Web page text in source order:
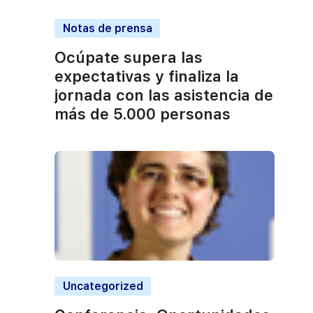
Notas de prensa
Ocúpate supera las
expectativas y finaliza la
jornada con las asistencia de
más de 5.000 personas
Uncategorized